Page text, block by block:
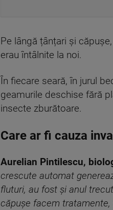
Pe lângă țânțari și
erau întâlnite la noi.
În fiecare seară, în jurul
geamurile deschise fără
insecte zburătoare.
Care ar fi cauza
Aurelian Pintilescu,
crescute automat
fluturi, au fost și anul
căpușe facem